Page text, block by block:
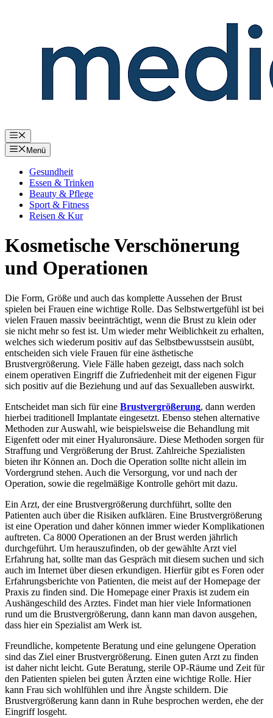
Menü
Menü
Gesundheit
Essen & Trinken
Beauty & Pflege
Sport & Fitness
Reisen & Kur
Kosmetische Verschönerung
und Operationen
Die Form, Größe und auch das komplette Aussehen der Brust
spielen bei Frauen eine wichtige Rolle. Das Selbstwertgefühl ist bei
vielen Frauen massiv beeinträchtigt, wenn die Brust zu klein oder
sie nicht mehr so fest ist. Um wieder mehr Weiblichkeit zu erhalten,
welches sich wiederum positiv auf das Selbstbewusstsein ausübt,
entscheiden sich viele Frauen für eine ästhetische
Brustvergrößerung. Viele Fälle haben gezeigt, dass nach solch
einem operativen Eingriff die Zufriedenheit mit der eigenen Figur
sich positiv auf die Beziehung und auf das Sexualleben auswirkt.
Entscheidet man sich für eine Brustvergrößerung, dann werden
hierbei traditionell Implantate eingesetzt. Ebenso stehen alternative
Methoden zur Auswahl, wie beispielsweise die Behandlung mit
Eigenfett oder mit einer Hyaluronsäure. Diese Methoden sorgen für
Straffung und Vergrößerung der Brust. Zahlreiche Spezialisten
bieten ihr Können an. Doch die Operation sollte nicht allein im
Vordergrund stehen. Auch die Versorgung, vor und nach der
Operation, sowie die regelmäßige Kontrolle gehört mit dazu.
Ein Arzt, der eine Brustvergrößerung durchführt, sollte den
Patienten auch über die Risiken aufklären. Eine Brustvergrößerung
ist eine Operation und daher können immer wieder Komplikationen
auftreten. Ca 8000 Operationen an der Brust werden jährlich
durchgeführt. Um herauszufinden, ob der gewählte Arzt viel
Erfahrung hat, sollte man das Gespräch mit diesem suchen und sich
auch im Internet über diesen erkundigen. Hierfür gibt es Foren oder
Erfahrungsberichte von Patienten, die meist auf der Homepage der
Praxis zu finden sind. Die Homepage einer Praxis ist zudem ein
Aushängeschild des Arztes. Findet man hier viele Informationen
rund um die Brustvergrößerung, dann kann man davon ausgehen,
dass hier ein Spezialist am Werk ist.
Freundliche, kompetente Beratung und eine gelungene Operation
sind das Ziel einer Brustvergrößerung. Einen guten Arzt zu finden
ist daher nicht leicht. Gute Beratung, sterile OP-Räume und Zeit für
den Patienten spielen bei guten Ärzten eine wichtige Rolle. Hier
kann Frau sich wohlfühlen und ihre Ängste schildern. Die
Brustvergrößerung kann dann in Ruhe besprochen werden, ehe der
Eingriff losgeht.